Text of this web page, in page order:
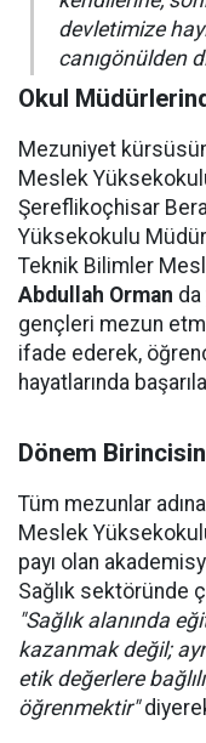
devletimize
canıgönülden
Okul
Mezuniyet
Meslek
Şereflikoçhisar
Yüksekokulu
Teknik Bilimler
Abdullah Orman da
gençleri mezun
ifade ederek,
hayatlarında
Dönem
Tüm mezunlar
Meslek
payı olan
Sağlık sektöründe
"Sağlık alanında
kazanmak değil;
etik değerlere
öğrenmektir"